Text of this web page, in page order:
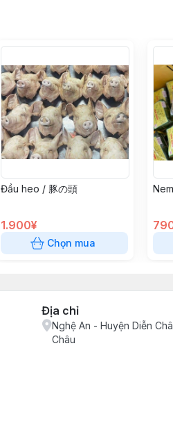
Đầu heo / 豚の頭
1.900¥
Chọn mua
Địa chỉ
Nghệ An - Huyện Diễn
Châu